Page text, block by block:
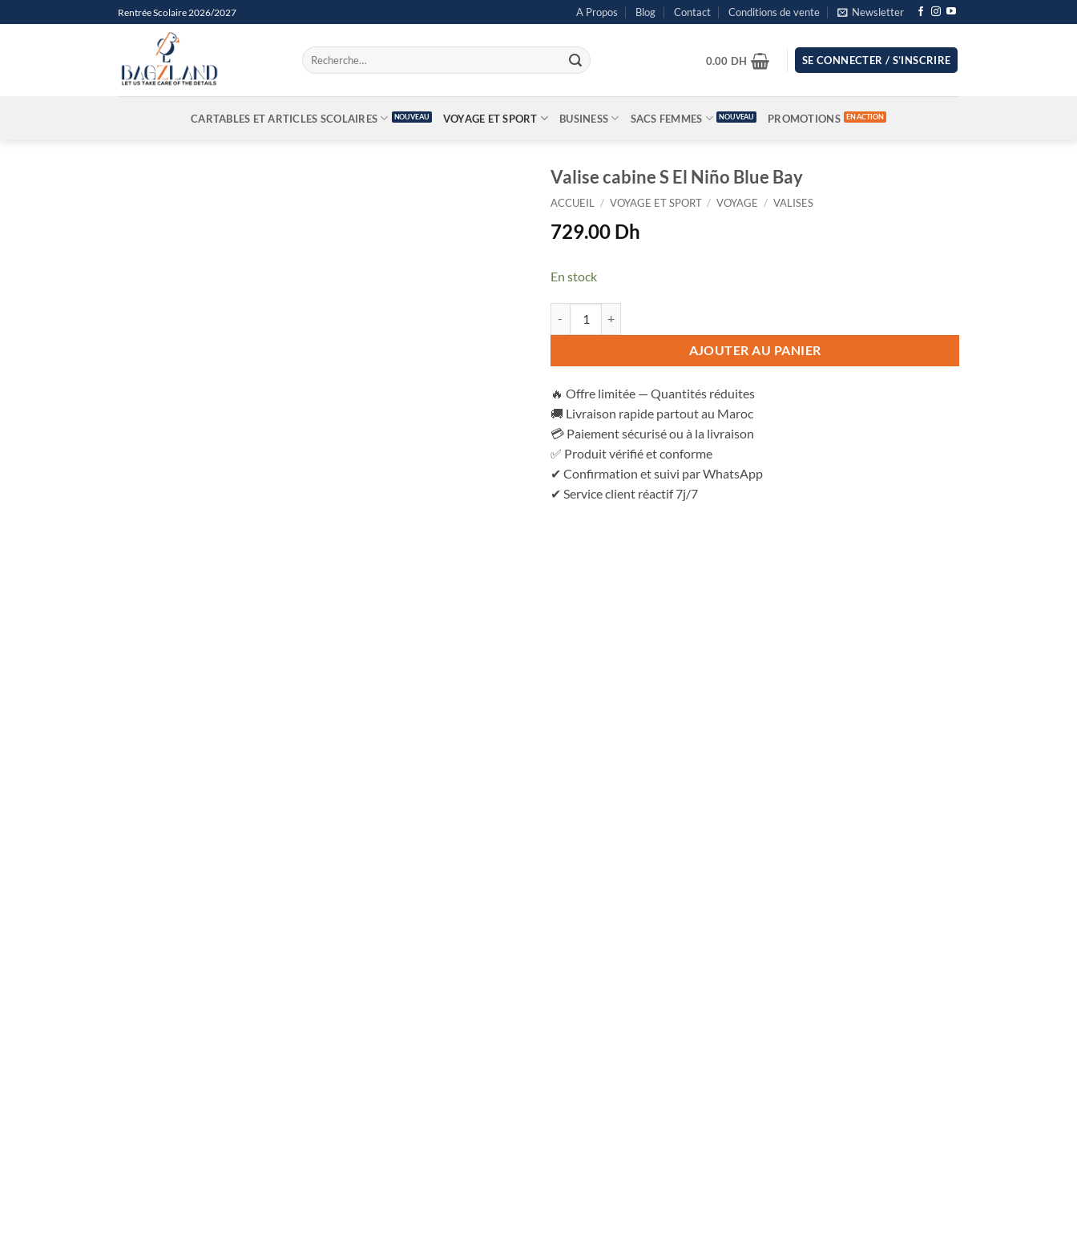
au
Rentrée Scolaire 2026/2027 A Propos Blog Contact Conditions de vente Newsletter
Recherche
pour :
0.00 DH SE CONNECTER / S’INSCRIRE
CARTABLES ET ARTICLES SCOLAIRES VOYAGE ET SPORT BUSINESS SACS FEMMES PROMOTIONS
Valise cabine S El Niño Blue Bay
ACCUEIL / VOYAGE ET SPORT / VOYAGE / VALISES
729.00 Dh
En stock
AJOUTER AU PANIER
🔥 Offre limitée — Quantités réduites
🚚 Livraison rapide partout au Maroc
💳 Paiement sécurisé ou à la livraison
✅ Produit vérifié et conforme
✔ Confirmation et suivi par WhatsApp
✔ Service client réactif 7j/7